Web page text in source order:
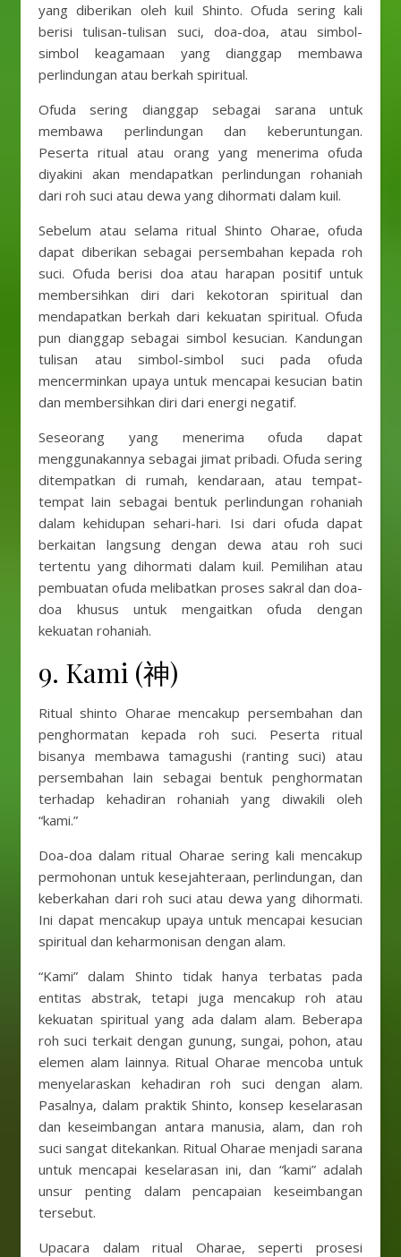
yang diberikan oleh kuil Shinto. Ofuda sering kali
berisi tulisan-tulisan suci, doa-doa, atau simbol-
simbol keagamaan yang dianggap membawa
perlindungan atau berkah spiritual.
Ofuda sering dianggap sebagai sarana untuk
membawa perlindungan dan keberuntungan.
Peserta ritual atau orang yang menerima ofuda
diyakini akan mendapatkan perlindungan rohaniah
dari roh suci atau dewa yang dihormati dalam kuil.
Sebelum atau selama ritual Shinto Oharae, ofuda
dapat diberikan sebagai persembahan kepada roh
suci. Ofuda berisi doa atau harapan positif untuk
membersihkan diri dari kekotoran spiritual dan
mendapatkan berkah dari kekuatan spiritual. Ofuda
pun dianggap sebagai simbol kesucian. Kandungan
tulisan atau simbol-simbol suci pada ofuda
mencerminkan upaya untuk mencapai kesucian batin
dan membersihkan diri dari energi negatif.
Seseorang yang menerima ofuda dapat
menggunakannya sebagai jimat pribadi. Ofuda sering
ditempatkan di rumah, kendaraan, atau tempat-
tempat lain sebagai bentuk perlindungan rohaniah
dalam kehidupan sehari-hari. Isi dari ofuda dapat
berkaitan langsung dengan dewa atau roh suci
tertentu yang dihormati dalam kuil. Pemilihan atau
pembuatan ofuda melibatkan proses sakral dan doa-
doa khusus untuk mengaitkan ofuda dengan
kekuatan rohaniah.
9. Kami (神)
Ritual shinto Oharae mencakup persembahan dan
penghormatan kepada roh suci. Peserta ritual
bisanya membawa tamagushi (ranting suci) atau
persembahan lain sebagai bentuk penghormatan
terhadap kehadiran rohaniah yang diwakili oleh
“kami.”
Doa-doa dalam ritual Oharae sering kali mencakup
permohonan untuk kesejahteraan, perlindungan, dan
keberkahan dari roh suci atau dewa yang dihormati.
Ini dapat mencakup upaya untuk mencapai kesucian
spiritual dan keharmonisan dengan alam.
“Kami” dalam Shinto tidak hanya terbatas pada
entitas abstrak, tetapi juga mencakup roh atau
kekuatan spiritual yang ada dalam alam. Beberapa
roh suci terkait dengan gunung, sungai, pohon, atau
elemen alam lainnya. Ritual Oharae mencoba untuk
menyelaraskan kehadiran roh suci dengan alam.
Pasalnya, dalam praktik Shinto, konsep keselarasan
dan keseimbangan antara manusia, alam, dan roh
suci sangat ditekankan. Ritual Oharae menjadi sarana
untuk mencapai keselarasan ini, dan “kami” adalah
unsur penting dalam pencapaian keseimbangan
tersebut.
Upacara dalam ritual Oharae, seperti prosesi